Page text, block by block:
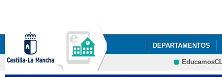
DEPARTAMENTOS
NUESTRO CENTRO